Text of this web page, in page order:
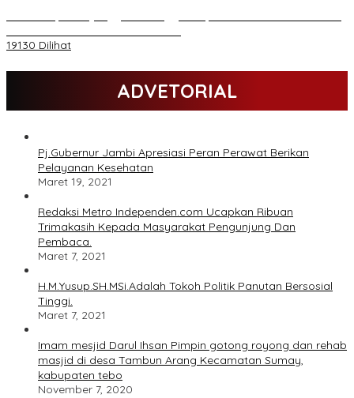
19130 Dilihat
ADVETORIAL
Pj.Gubernur Jambi Apresiasi Peran Perawat Berikan
Pelayanan Kesehatan
Maret 19, 2021
Redaksi Metro Independen.com Ucapkan Ribuan
Trimakasih Kepada Masyarakat Pengunjung Dan
Pembaca.
Maret 7, 2021
H.M.Yusup.SH.MSi.Adalah Tokoh Politik Panutan Bersosial
Tinggi.
Maret 7, 2021
Imam mesjid Darul Ihsan Pimpin gotong royong dan rehab
masjid di desa Tambun Arang Kecamatan Sumay,
kabupaten tebo
November 7, 2020